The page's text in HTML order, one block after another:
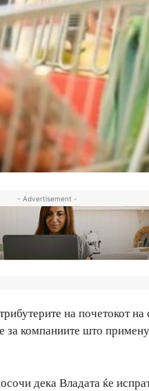
- Advertisement -
на почетокот на
за компаниите што
дека Владата ќе